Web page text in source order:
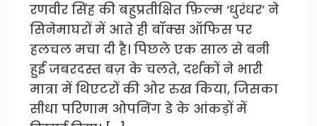
रणवीर सिंह की बहुप्रतीक्षित फ़िल्म ‘धुरंधर’ ने
सिनेमाघरों में आते ही बॉक्स ऑफिस पर
हलचल मचा दी है। पिछले एक साल से बनी
हुई जबरदस्त बज़ के चलते, दर्शकों ने भारी
मात्रा में थिएटरों की ओर रुख किया, जिसका
सीधा परिणाम ओपनिंग डे के आंकड़ों में